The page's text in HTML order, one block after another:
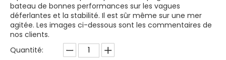
bateau de bonnes performances sur les vagues
déferlantes et la stabilité. Il est sûr même sur une mer
agitée. Les images ci-dessous sont les commentaires de
nos clients.
Quantité: